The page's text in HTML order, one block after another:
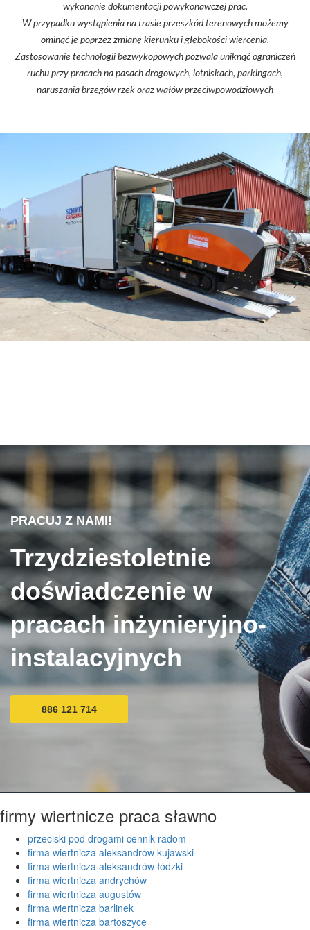
wykonanie dokumentacji powykonawczej prac.
W przypadku wystąpienia na trasie przeszkód terenowych możemy
ominąć je poprzez zmianę kierunku i głębokości wiercenia.
Zastosowanie technologii bezwykopowych pozwala uniknąć ograniczeń
ruchu przy pracach na pasach drogowych, lotniskach, parkingach,
naruszania brzegów rzek oraz wałów przeciwpowodziowych
PRACUJ Z NAMI!
Trzydziestoletnie
doświadczenie w
pracach inżynieryjno-
instalacyjnych
886 121 714
firmy wiertnicze praca sławno
przeciski pod drogami cennik radom
firma wiertnicza aleksandrów kujawski
firma wiertnicza aleksandrów łódzki
firma wiertnicza andrychów
firma wiertnicza augustów
firma wiertnicza barlinek
firma wiertnicza bartoszyce